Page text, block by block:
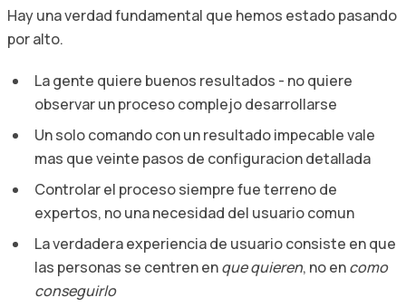
Hay una verdad fundamental que hemos estado pasando
por alto.
La gente quiere buenos resultados - no quiere
observar un proceso complejo desarrollarse
Un solo comando con un resultado impecable vale
mas que veinte pasos de configuracion detallada
Controlar el proceso siempre fue terreno de
expertos, no una necesidad del usuario comun
La verdadera experiencia de usuario consiste en que
las personas se centren enque quieren, no encomo
conseguirlo